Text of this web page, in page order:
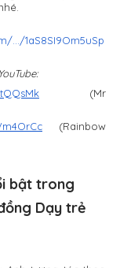
.../1aS8SI9Om5uSp
(Mr
(Rainbow
bật trong
Dạy trẻ